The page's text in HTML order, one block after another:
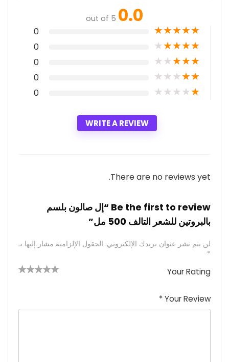
0.0
out of 5
★
★
★
★
★
0
★
★
★
★
★
0
★
★
★
★
★
0
★
★
★
★
★
0
★
★
★
★
★
0
WRITE A REVIEW
There are no reviews yet.
Be the first to review “إل صالون بلسم
بالبروتين للشعر التالف 500 مل”
لن يتم نشر عنوان بريدك الإلكتروني. الحقول الإلزامية مشار إليها بـ
*
Your Rating
ن
أصلنجومنجوم
Your Review
*